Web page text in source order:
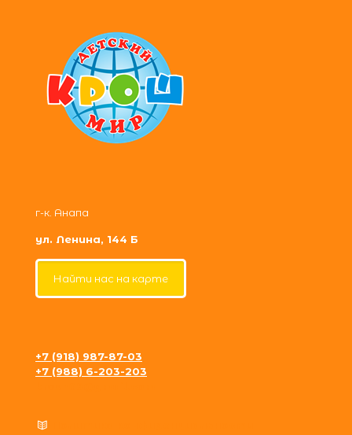
г-к. Анапа
ул. Ленина, 144 Б
Найти нас на карте
+7 (918) 987-87-03
+7 (988) 6-203-203